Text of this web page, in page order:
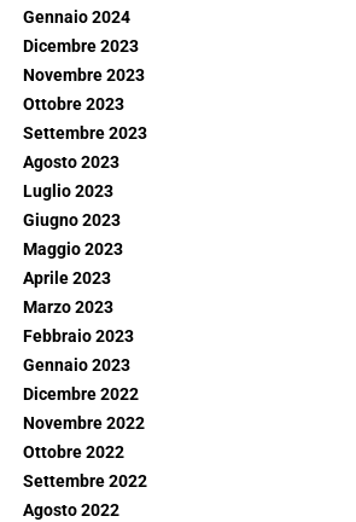
Gennaio 2024
Dicembre 2023
Novembre 2023
Ottobre 2023
Settembre 2023
Agosto 2023
Luglio 2023
Giugno 2023
Maggio 2023
Aprile 2023
Marzo 2023
Febbraio 2023
Gennaio 2023
Dicembre 2022
Novembre 2022
Ottobre 2022
Settembre 2022
Agosto 2022